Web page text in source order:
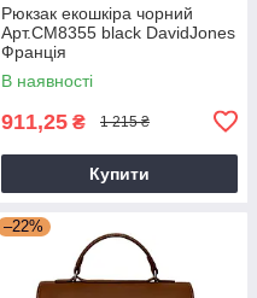
Рюкзак екошкіра чорний
Арт.CM8355 black DavidJones
Франція
В наявності
911,25 ₴ 1 215 ₴
Купити
–22%